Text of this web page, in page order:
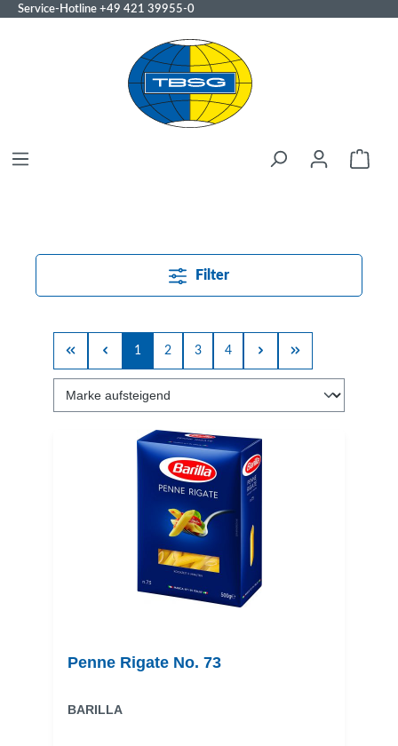
Service-Hotline +49 421 39955-0
Filter
1 2 3 4
Penne Rigate No. 73
BARILLA